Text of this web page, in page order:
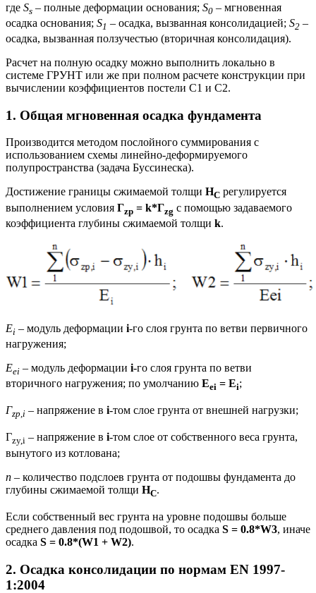
где Ss – полные деформации основания; S0 – мгновенная
осадка основания; S1 – осадка, вызванная консолидацией; S2 –
осадка, вызванная ползучестью (вторичная консолидация).
Расчет на полную осадку можно выполнить локально в
системе ГРУНТ или же при полном расчете конструкции при
вычислении коэффициентов постели С1 и С2.
1. Общая мгновенная осадка фундамента
Производится методом послойного суммирования с
использованием схемы линейно-деформируемого
полупространства (задача Буссинеска).
Достижение границы сжимаемой толщи HС регулируется
выполнением условия Гzp = k*Гzg с помощью задаваемого
коэффициента глубины сжимаемой толщи k.
Ei – модуль деформации i-го слоя грунта по ветви первичного
нагружения;
Eei – модуль деформации i-го слоя грунта по ветви
вторичного нагружения; по умолчанию Eei = Ei;
Гzp,i – напряжение в i-том слое грунта от внешней нагрузки;
Гzy,i – напряжение в i-том слое от собственного веса грунта,
вынутого из котлована;
n – количество подслоев грунта от подошвы фундамента до
глубины сжимаемой толщи HС.
Если собственный вес грунта на уровне подошвы больше
среднего давления под подошвой, то осадка S = 0.8*W3, иначе
осадка S = 0.8*(W1 + W2).
2. Осадка консолидации по нормам EN 1997-
1:2004